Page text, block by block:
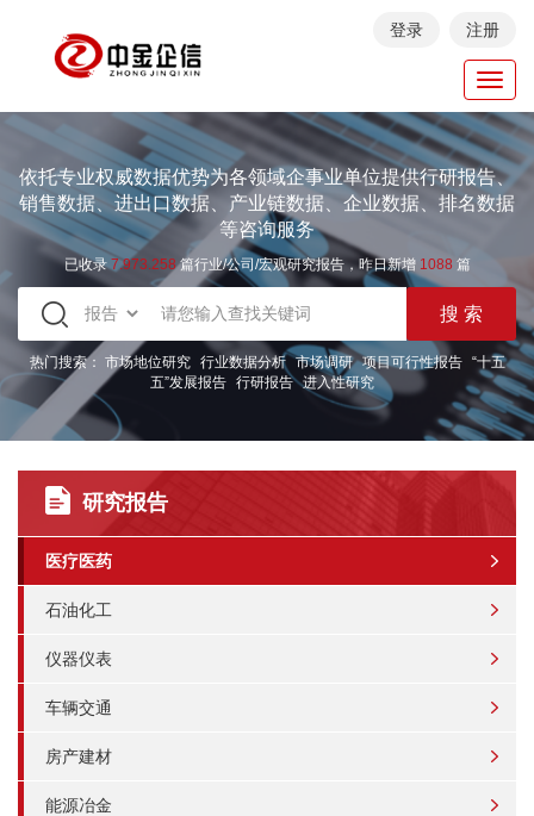
登录 注册
依托专业权威数据优势为各领域企事业单位提供行研报告、
销售数据、进出口数据、产业链数据、企业数据、排名数据
等咨询服务
已收录7.973.258篇行业/公司/宏观研究报告，昨日新增 1088 篇
热门搜索： 市场地位研究 行业数据分析 市场调研 项目可行性报告
“十五
五”发展报告 行研报告 进入性研究
研究报告
医疗医药
石油化工
仪器仪表
车辆交通
房产建材
能源冶金